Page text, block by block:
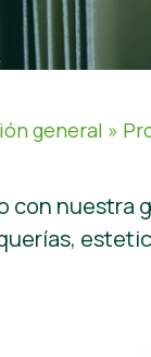
general »
con nuestra